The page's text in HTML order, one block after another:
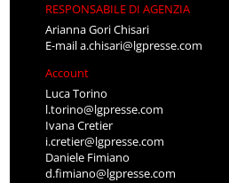
RESPONSABILE DI AGENZIA
Arianna Gori Chisari
E-maila.chisari@lgpresse.com
Account
Luca Torino
l.torino@lgpresse.com
Ivana Cretier
i.cretier@lgpresse.com
Daniele Fimiano
d.fimiano@lgpresse.com